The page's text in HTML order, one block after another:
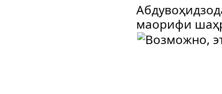
маорифи